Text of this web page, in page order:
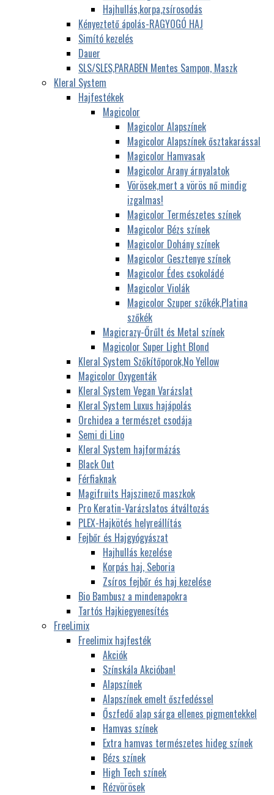
Hajhullás,korpa,zsírosodás
Kényeztető ápolás-RAGYOGÓ HAJ
Simító kezelés
Dauer
SLS/SLES,PARABEN Mentes Sampon, Maszk
Kleral System
Hajfestékek
Magicolor
Magicolor Alapszínek
Magicolor Alapszínek ősztakarással
Magicolor Hamvasak
Magicolor Arany árnyalatok
Vörösek,mert a vörös nő mindig
izgalmas!
Magicolor Természetes színek
Magicolor Bézs színek
Magicolor Dohány színek
Magicolor Gesztenye színek
Magicolor Édes csokoládé
Magicolor Violák
Magicolor Szuper szőkék,Platina
szőkék
Magicrazy-Őrűlt és Metal színek
Magicolor Super Light Blond
Kleral System Szőkítőporok,No Yellow
Magicolor Oxygenták
Kleral System Vegan Varázslat
Kleral System Luxus hajápolás
Orchidea a természet csodája
Semi di Lino
Kleral System hajformázás
Black Out
Férfiaknak
Magifruits Hajszinező maszkok
Pro Keratin-Varázslatos átváltozás
PLEX-Hajkötés helyreállítás
Fejbőr és Hajgyógyászat
Hajhullás kezelése
Korpás haj, Seboria
Zsíros fejbőr és haj kezelése
Bio Bambusz a mindenapokra
Tartós Hajkiegyenesítés
FreeLimix
Freelimix hajfesték
Akciók
Színskála Akcióban!
Alapszínek
Alapszínek emelt őszfedéssel
Őszfedő alap sárga ellenes pigmentekkel
Hamvas színek
Extra hamvas természetes hideg színek
Bézs színek
High Tech színek
Rézvörösek